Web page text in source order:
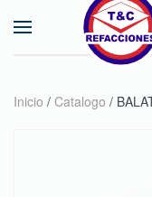
Skip to main
Inicio / Catalogo /